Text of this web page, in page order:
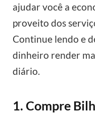
ajudar você a
proveito dos
Continue lendo e
dinheiro render
diário.
1. Compre